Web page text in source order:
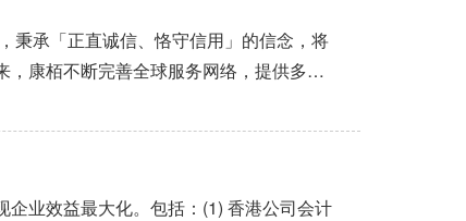
秉承「正直诚信、恪守信用」的信念，将
康栢不断完善全球服务网络，提供多元
的专业小组，我们不仅协助客...
业效益最大化。包括：(1) 香港公司会计